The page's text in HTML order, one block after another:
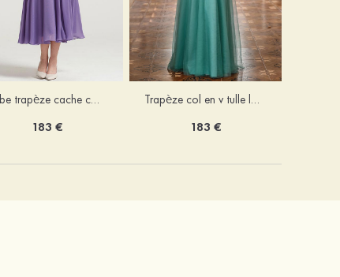
Robe trapèze cache cœur mousseline longueur mollet robe de mère de la mariée avec plissé veste
183 €
Trapèze col en v tulle longueur ras du sol robe de mère de la mariée avec perles paillettes
183 €